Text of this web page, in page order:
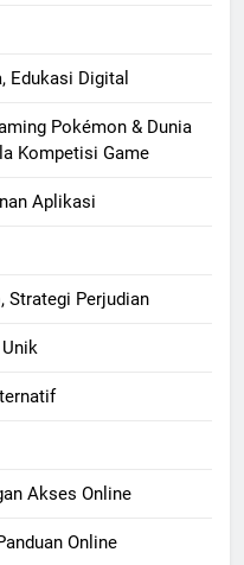
Edukasi Digital
Pokémon & Dunia
Kompetisi Game
Aplikasi
Strategi Perjudian
Akses Online
Online